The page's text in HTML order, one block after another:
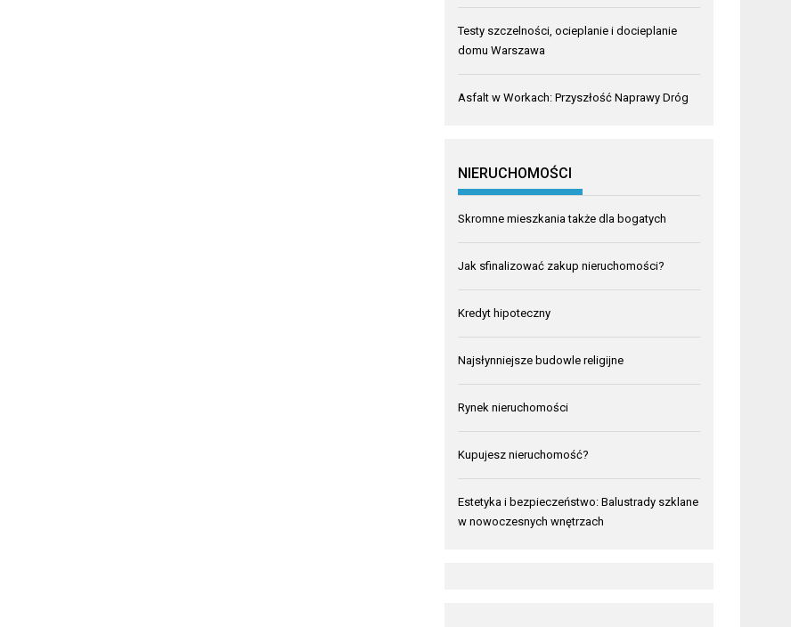
Testy szczelności, ocieplanie i docieplanie
domu Warszawa
Asfalt w Workach: Przyszłość Naprawy Dróg
NIERUCHOMOŚCI
Skromne mieszkania także dla bogatych
Jak sfinalizować zakup nieruchomości?
Kredyt hipoteczny
Najsłynniejsze budowle religijne
Rynek nieruchomości
Kupujesz nieruchomość?
Estetyka i bezpieczeństwo: Balustrady szklane
w nowoczesnych wnętrzach